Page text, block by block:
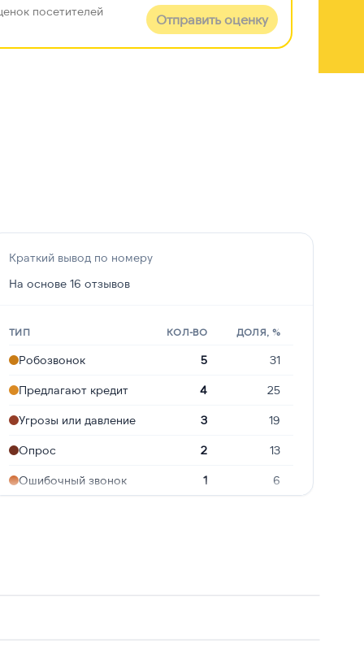
посетителей
Отправить оценку
Краткий вывод по номеру
На основе 16 отзывов
ТИП КОЛ-ВО ДОЛЯ, %
Робозвонок 5 31
Предлагают кредит 4 25
Угрозы или давление 3 19
Опрос 2 13
Ошибочный звонок 1 6